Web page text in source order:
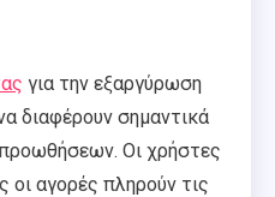
για την εξαργύρωση
διαφέρουν σημαντικά
Οι χρήστες
οι αγορές πληρούν τις